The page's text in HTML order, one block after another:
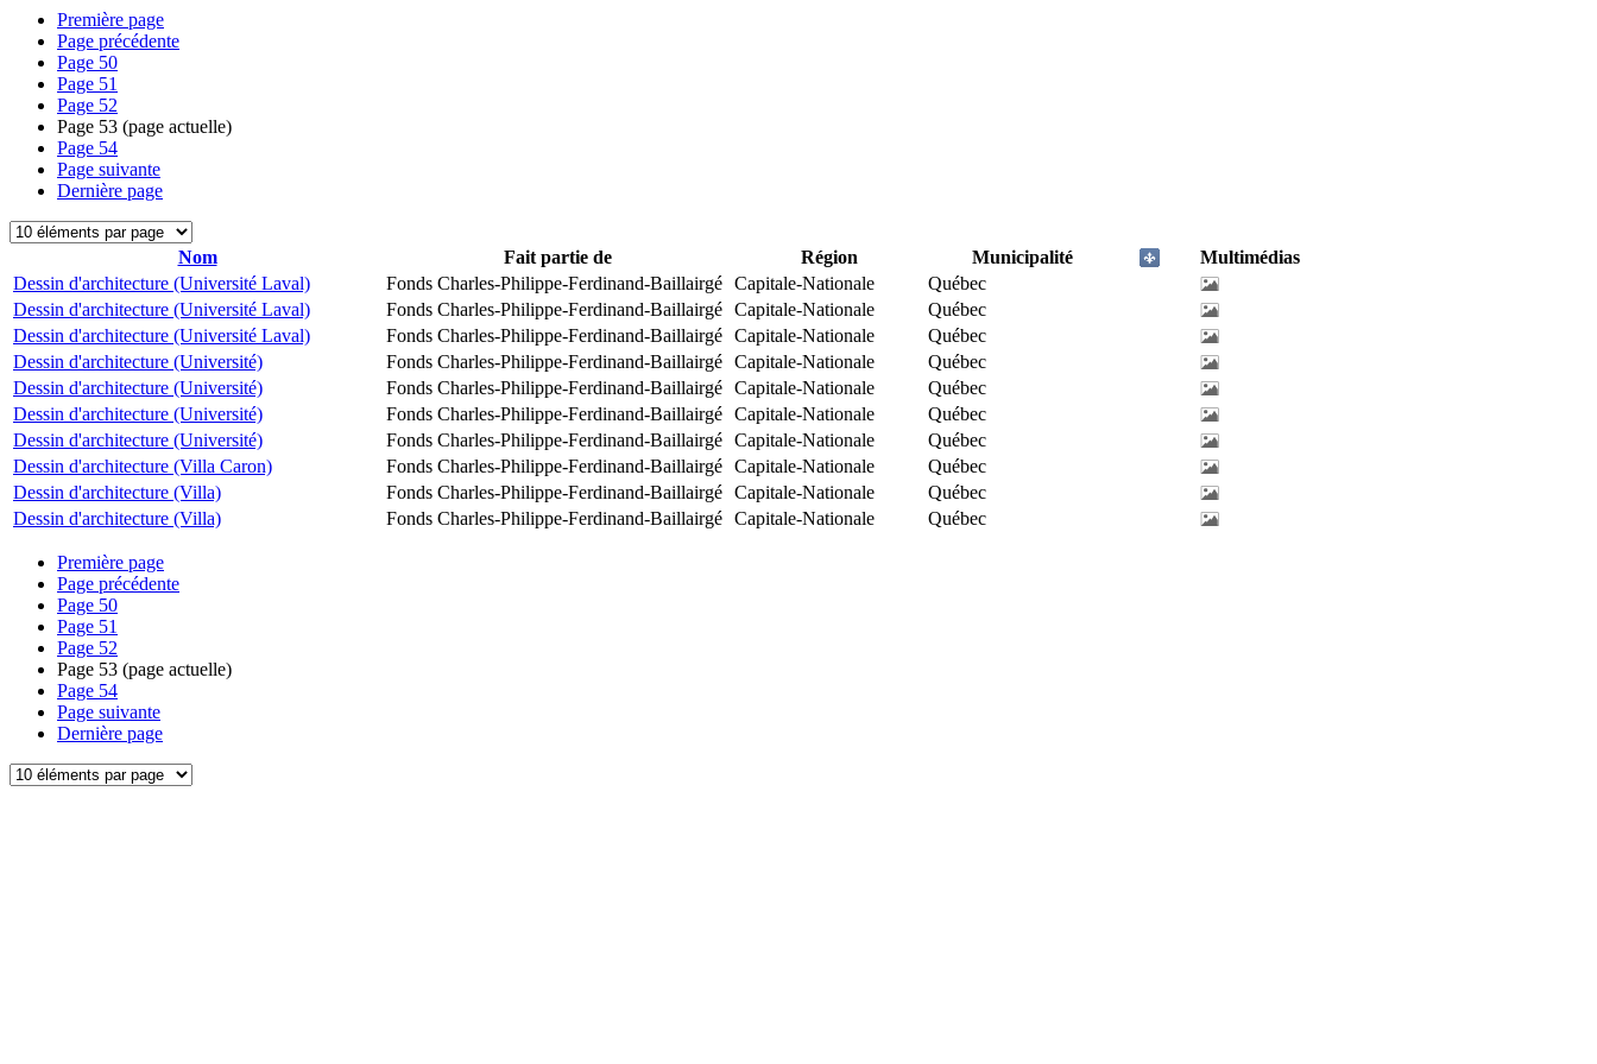
Première page
Page précédente
Page 50
Page 51
Page 52
Page 53 (page actuelle)
Page 54
Page suivante
Dernière page
Nom Fait partie de Région Municipalité
Multimédias
Dessin d'architecture (Université Laval)
Fonds Charles-Philippe-Ferdinand-Baillairgé Capitale-Nationale
Québec
Dessin d'architecture (Université Laval)
Fonds Charles-Philippe-Ferdinand-Baillairgé Capitale-Nationale
Québec
Dessin d'architecture (Université Laval)
Fonds Charles-Philippe-Ferdinand-Baillairgé Capitale-Nationale
Québec
Dessin d'architecture (Université)
Fonds Charles-Philippe-Ferdinand-Baillairgé Capitale-Nationale
Québec
Dessin d'architecture (Université)
Fonds Charles-Philippe-Ferdinand-Baillairgé Capitale-Nationale
Québec
Dessin d'architecture (Université)
Fonds Charles-Philippe-Ferdinand-Baillairgé Capitale-Nationale
Québec
Dessin d'architecture (Université)
Fonds Charles-Philippe-Ferdinand-Baillairgé Capitale-Nationale
Québec
Dessin d'architecture (Villa Caron)
Fonds Charles-Philippe-Ferdinand-Baillairgé Capitale-Nationale
Québec
Dessin d'architecture (Villa)
Fonds Charles-Philippe-Ferdinand-Baillairgé Capitale-Nationale
Québec
Dessin d'architecture (Villa)
Fonds Charles-Philippe-Ferdinand-Baillairgé Capitale-Nationale Québec
Première page
Page précédente
Page 50
Page 51
Page 52
Page 53 (page actuelle)
Page 54
Page suivante
Dernière page